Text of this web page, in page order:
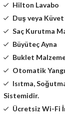
Hilton Lavabo
Duş veya Küvet
Saç Kurutma
Büyüteç Ayna
Buklet
Otomatik
Isıtma,
Sistemidir.
Ücretsiz Wi-Fi